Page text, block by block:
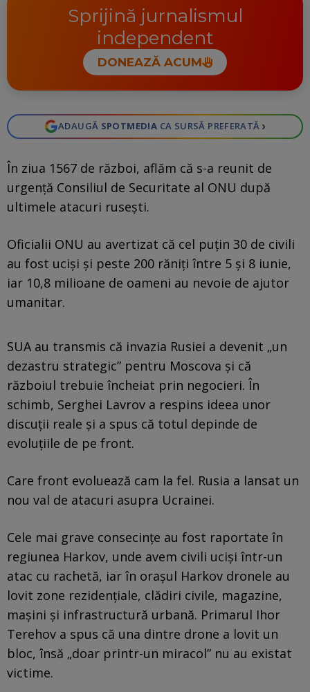
Sprijină jurnalismul
independent
DONEAZĂ ACUM
ADAUGĂ SPOTMEDIA CA SURSĂ PREFERATĂ ›
În ziua 1567 de război, aflăm că s-a reunit de
urgență Consiliul de Securitate al ONU după
ultimele atacuri rusești.
Oficialii ONU au avertizat că cel puțin 30 de civili
au fost uciși și peste 200 răniți între 5 și 8 iunie,
iar 10,8 milioane de oameni au nevoie de ajutor
umanitar.
SUA au transmis că invazia Rusiei a devenit „un
dezastru strategic” pentru Moscova și că
războiul trebuie încheiat prin negocieri. În
schimb, Serghei Lavrov a respins ideea unor
discuții reale și a spus că totul depinde de
evoluțiile de pe front.
Care front evoluează cam la fel. Rusia a lansat un
nou val de atacuri asupra Ucrainei.
Cele mai grave consecințe au fost raportate în
regiunea Harkov, unde avem civili ucişi într-un
atac cu rachetă, iar în orașul Harkov dronele au
lovit zone rezidențiale, clădiri civile, magazine,
mașini și infrastructură urbană. Primarul Ihor
Terehov a spus că una dintre drone a lovit un
bloc, însă „doar printr-un miracol” nu au existat
victime.